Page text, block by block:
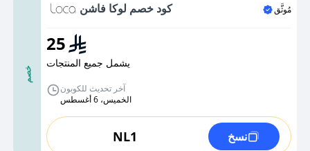
خصم
كود خصم لوكا فاشن مُوثَّق
25
يشمل جميع المنتجات
آخر تحديث للكوبون
الخميس، 6 أغسطس
NL1 نسخ